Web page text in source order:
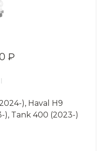
₽
), Haval H9
), Tank 400 (2023-)